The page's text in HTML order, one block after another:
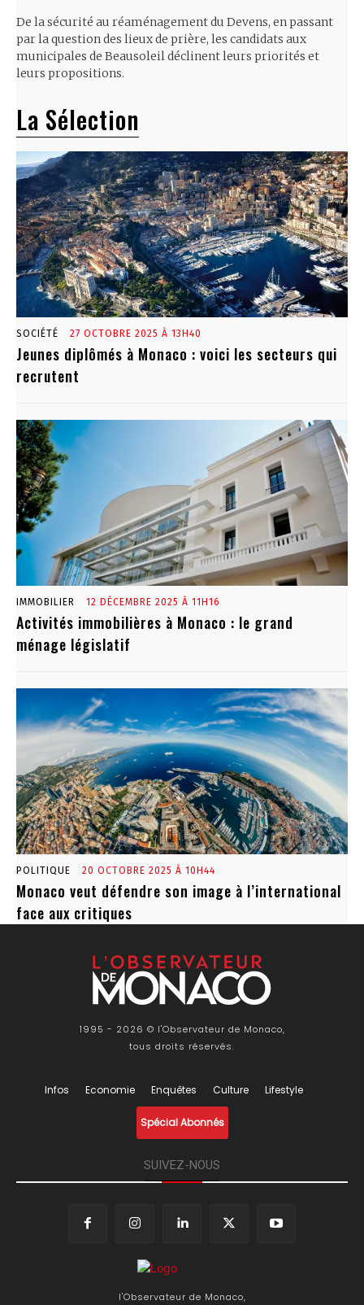
De la sécurité au réaménagement du Devens, en passant
par la question des lieux de prière, les candidats aux
municipales de Beausoleil déclinent leurs priorités et
leurs propositions.
La Sélection
SOCIÉTÉ 27 OCTOBRE 2025 À 13H40
Jeunes diplômés à Monaco : voici les secteurs qui
recrutent
IMMOBILIER 12 DÉCEMBRE 2025 À 11H16
Activités immobilières à Monaco : le grand
ménage législatif
POLITIQUE 20 OCTOBRE 2025 À 10H44
Monaco veut défendre son image à l’international
face aux critiques
1995 - 2026 © l'Observateur de Monaco,
tous droits réservés.
Infos Economie Enquêtes Culture Lifestyle
Spécial Abonnés
SUIVEZ-NOUS
l'Observateur de Monaco,